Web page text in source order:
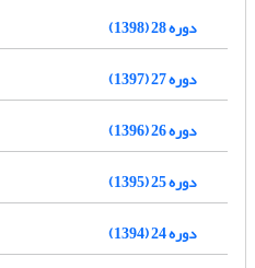
دوره 28 (1398)
دوره 27 (1397)
دوره 26 (1396)
دوره 25 (1395)
دوره 24 (1394)